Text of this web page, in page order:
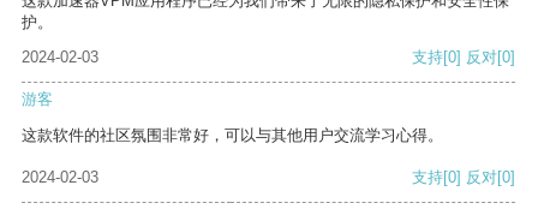
护。
2024-02-03
支持[0] 反对[0]
游客
这款软件的社区氛围非常好，可以与其他用户交流学习心得。
2024-02-03 支持[0] 反对[0]